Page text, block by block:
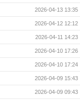
2026-04-13 13:35
2026-04-12 12:12
2026-04-11 14:23
2026-04-10 17:26
2026-04-10 17:24
2026-04-09 15:43
2026-04-09 09:43